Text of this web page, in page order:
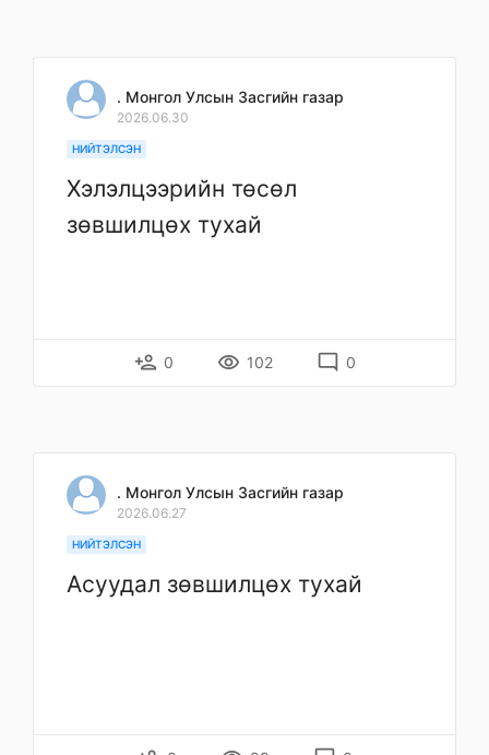
. Монгол Улсын Засгийн газар
2026.06.30
НИЙТЭЛСЭН
Хэлэлцээрийн төсөл
зөвшилцөх тухай
person_add 0 remove_red_eye 102 mode_comment 0
. Монгол Улсын Засгийн газар
2026.06.27
НИЙТЭЛСЭН
Асуудал зөвшилцөх тухай